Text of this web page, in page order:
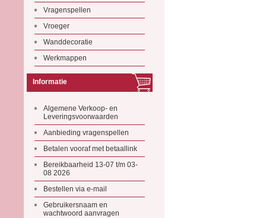
Vragenspellen
Vroeger
Wanddecoratie
Werkmappen
Informatie
Algemene Verkoop- en
Leveringsvoorwaarden
Aanbieding vragenspellen
Betalen vooraf met betaallink
Bereikbaarheid 13-07 t/m 03-
08 2026
Bestellen via e-mail
Gebruikersnaam en
wachtwoord aanvragen